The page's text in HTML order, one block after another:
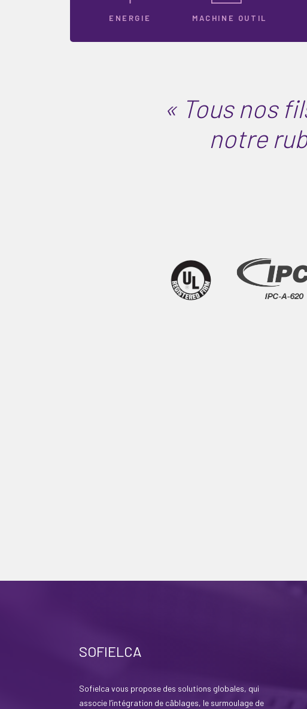
ENERGIE MACHINE OUTIL
« Tous nos
notre
SOFIELCA
Sofielca vous propose des solutions globales, qui
associe l’intégration de câblages, le surmoulage de